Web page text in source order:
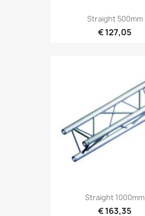
Snel bekijken
Straight 500mm
€ 127,05
Snel bekijken
Straight 1000mm
€ 163,35